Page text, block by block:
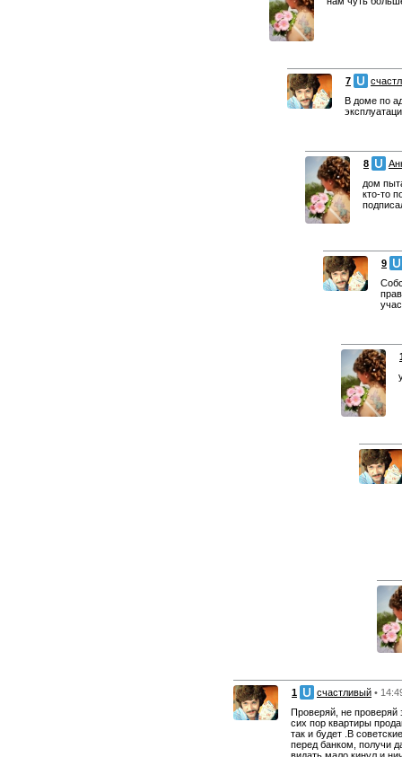
7
В доме по
8
дом
кто-то
9
1 счастливый •
Проверяй, не проверяй
сих пор квартиры
так и будет .В
перед банком, получи